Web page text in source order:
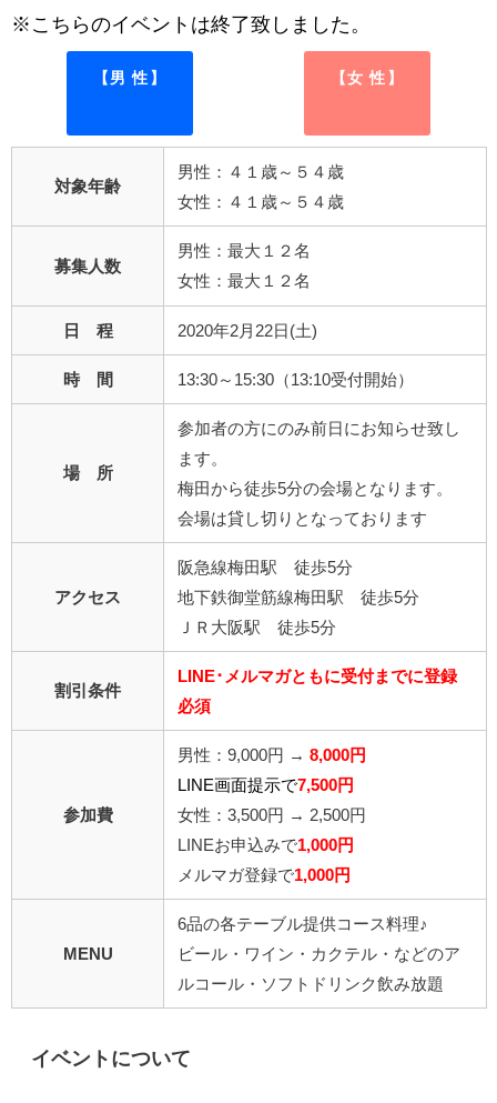
※こちらのイベントは終了致しました。
【男 性】 【女 性】
対象年齢
男性：４１歳～５４歳
女性：４１歳～５４歳
募集人数
男性：最大１２名
女性：最大１２名
日 程 2020年2月22日(土)
時 間 13:30～15:30（13:10受付開始）
場 所
参加者の方にのみ前日にお知らせ致し
ます。
梅田から徒歩5分の会場となります。
会場は貸し切りとなっております
アクセス
阪急線梅田駅 徒歩5分
地下鉄御堂筋線梅田駅 徒歩5分
ＪＲ大阪駅 徒歩5分
割引条件
LINE･メルマガともに受付までに登録
必須
参加費
男性：9,000円 → 8,000円
LINE画面提示で7,500円
女性：3,500円 → 2,500円
LINEお申込みで1,000円
メルマガ登録で1,000円
MENU
6品の各テーブル提供コース料理♪
ビール・ワイン・カクテル・などのア
ルコール・ソフトドリンク飲み放題
イベントについて